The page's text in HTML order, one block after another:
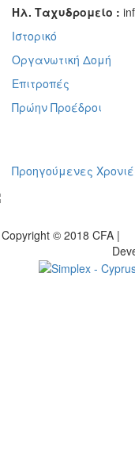
Ηλ. Ταχυδρομείο :
Ιστορικό
Οργανωτική Δομή
Επιτροπές
Πρώην Προέδροι
Προηγούμενες
Copyright © 2018 CFA |